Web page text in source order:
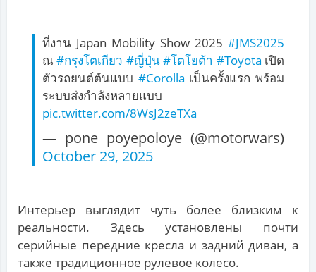
ที่งาน Japan Mobility Show 2025 #JMS2025
ณ#กรุงโตเกียว #ญี่ปุ่น#โตโยต้า #Toyota เปิด
ตัวรถยนต์ต้นแบบ #Corolla เป็นครั้งแรก พร้อม
ระบบส่งกำลังหลายแบบ
pic.twitter.com/8WsJ2zeTXa
— pone poyepoloye (@motorwars)
October 29, 2025
Интерьер выглядит чуть более близким к
реальности. Здесь установлены почти
серийные передние кресла и задний диван, а
также традиционное рулевое колесо.